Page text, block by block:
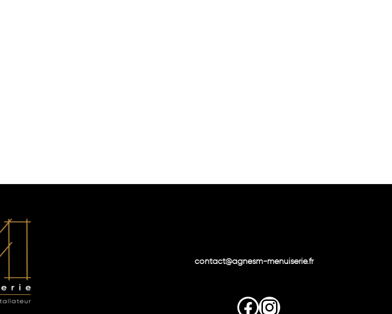
contact@agnesm-menuiserie.fr
Facebook
Instagram